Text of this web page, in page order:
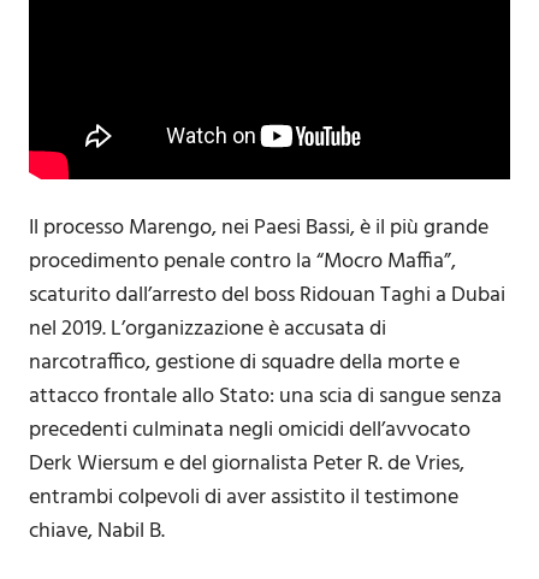
Il processo Marengo, nei Paesi Bassi, è il più grande
procedimento penale contro la “Mocro Maffia”,
scaturito dall’arresto del boss Ridouan Taghi a Dubai
nel 2019. L’organizzazione è accusata di
narcotraffico, gestione di squadre della morte e
attacco frontale allo Stato: una scia di sangue senza
precedenti culminata negli omicidi dell’avvocato
Derk Wiersum e del giornalista Peter R. de Vries,
entrambi colpevoli di aver assistito il testimone
chiave, Nabil B.